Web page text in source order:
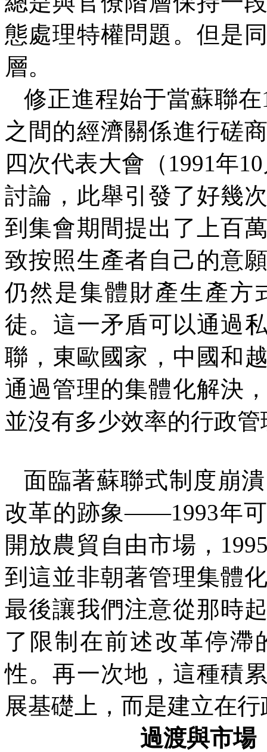
態處理特權問題。但是
層。
修正進程始于當蘇聯在
之間的經濟關係進行磋
四次代表大會（ 1991年10
討論，此舉引發了好幾
到集會期間提出了上百
致按照生產者自己的意
仍然是集體財產生產方
徒。這一矛盾可以通過
聯，東歐國家，中國和
通過管理的集體化解決
並沒有多少效率的行政管
面臨著蘇聯式制度崩
改革的跡象——1993年
開放農貿自由市場，
到這並非朝著管理集體
最後讓我們注意從那時
了限制在前述改革停滯
性。再一次地，這種積
展基礎上，而是建立在
過渡與市場